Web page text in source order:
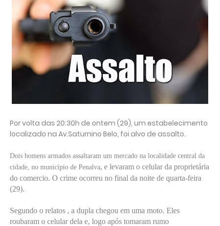
Por volta das 20:30h de ontem (29), um estabelecimento
localizado na Av.Saturnino Belo, foi alvo de assalto.
Dois homens armados assaltaram um mercado na localidade central da
cidade, no município de Penalva, e levaram o celular da proprietária
do comercio. O crime ocorreu no final da noite de quarta-feira
(29).
Segundo o relatos , a dupla chegou em uma moto. Eles
roubaram o celular dela e, logo após tomaram rumo